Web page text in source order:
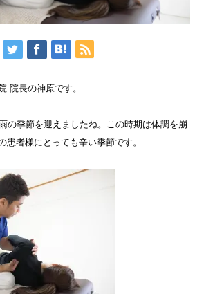
院長の神原です。
の季節を迎えましたね。この時期は体調を崩
患者様にとっても辛い季節です。